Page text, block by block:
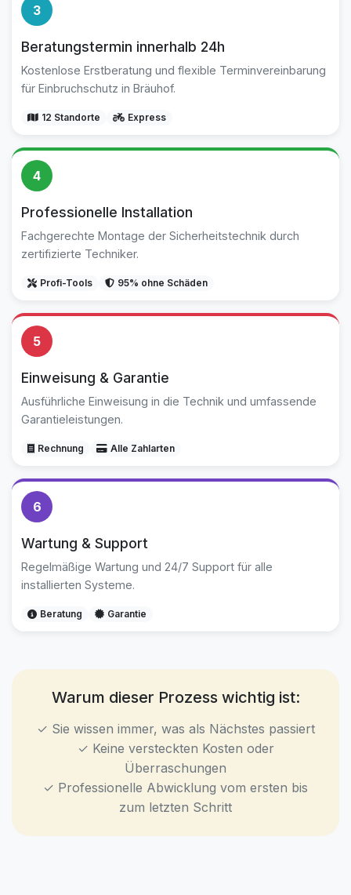
3
Beratungstermin innerhalb 24h
Kostenlose Erstberatung und flexible Terminvereinbarung
für Einbruchschutz in Bräuhof.
12 Standorte Express
4
Professionelle Installation
Fachgerechte Montage der Sicherheitstechnik durch
zertifizierte Techniker.
Profi-Tools 95% ohne Schäden
5
Einweisung & Garantie
Ausführliche Einweisung in die Technik und umfassende
Garantieleistungen.
Rechnung Alle Zahlarten
6
Wartung & Support
Regelmäßige Wartung und 24/7 Support für alle
installierten Systeme.
Beratung Garantie
Warum dieser Prozess wichtig ist:
✓ Sie wissen immer, was als Nächstes passiert
✓ Keine versteckten Kosten oder
Überraschungen
✓ Professionelle Abwicklung vom ersten bis
zum letzten Schritt